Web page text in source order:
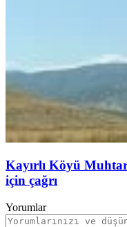
Kayırlı Köyü
için çağrı
Yorumlar